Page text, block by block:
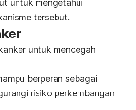
untuk mengetahui
tersebut.
untuk mencegah
berperan sebagai
risiko perkembangan